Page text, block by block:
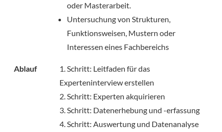
oder Masterarbeit.
Untersuchung von Strukturen,
Funktionsweisen, Mustern oder
Interessen eines Fachbereichs
Ablauf
1. Schritt: Leitfaden für das
Experteninterview erstellen
2. Schritt: Experten akquirieren
3. Schritt: Datenerhebung und -erfassung
4. Schritt: Auswertung und Datenanalyse